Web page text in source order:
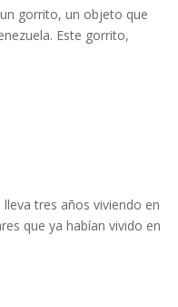
gorrito, un objeto que
Este gorrito,
tres años viviendo en
que ya habían vivido en